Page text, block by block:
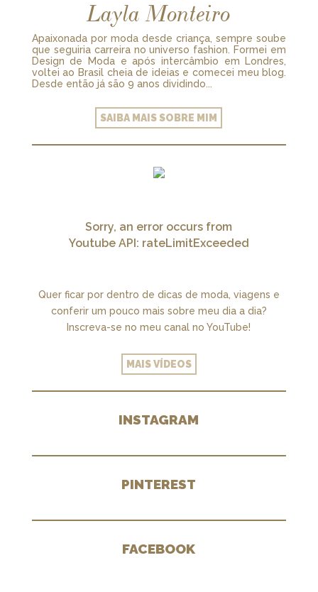
Layla Monteiro
Apaixonada por moda desde criança, sempre soube
que seguiria carreira no universo fashion. Formei em
Design de Moda e após intercâmbio em Londres,
voltei ao Brasil cheia de ideias e comecei meu blog.
Desde então já são 9 anos dividindo...
SAIBA MAIS SOBRE MIM
Sorry, an error occurs from
Youtube API: rateLimitExceeded
Quer ficar por dentro de dicas de moda, viagens e
conferir um pouco mais sobre meu dia a dia?
Inscreva-se no meu canal no YouTube!
MAIS VÍDEOS
INSTAGRAM
PINTEREST
FACEBOOK